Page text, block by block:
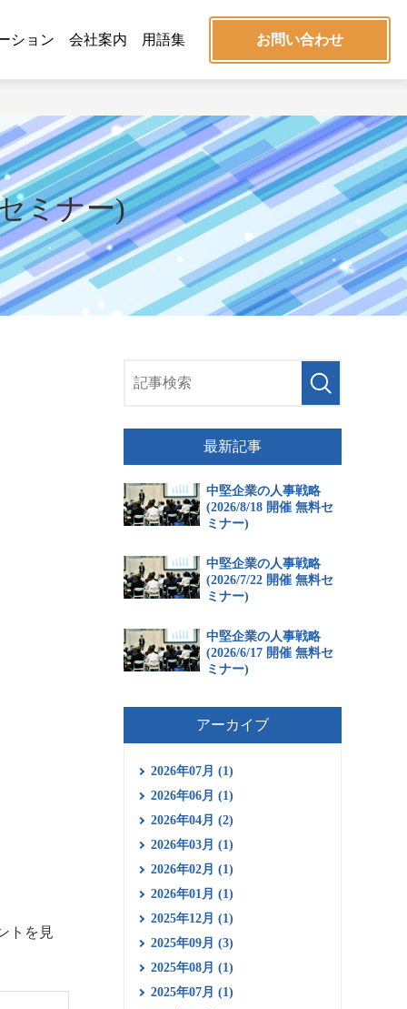
ション 会社案内 用語集 お問い合わせ
ミナー)
トを見
最新記事
中堅企業の人事戦略
(2026/8/18 開催 無料セ
ミナー)
中堅企業の人事戦略
(2026/7/22 開催 無料セ
ミナー)
中堅企業の人事戦略
(2026/6/17 開催 無料セ
ミナー)
アーカイブ
2026年07月 (1)
2026年06月 (1)
2026年04月 (2)
2026年03月 (1)
2026年02月 (1)
2026年01月 (1)
2025年12月 (1)
2025年09月 (3)
2025年08月 (1)
2025年07月 (1)